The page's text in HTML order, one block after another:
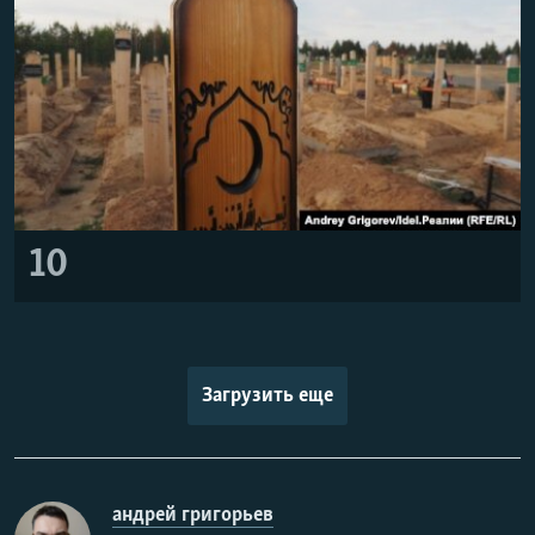
10
Загрузить еще
андрей григорьев